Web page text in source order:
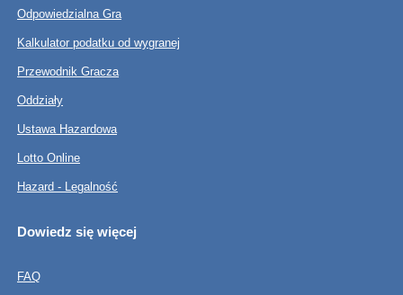
Odpowiedzialna Gra
Kalkulator podatku od wygranej
Przewodnik Gracza
Oddziały
Ustawa Hazardowa
Lotto Online
Hazard - Legalność
Dowiedz się więcej
FAQ